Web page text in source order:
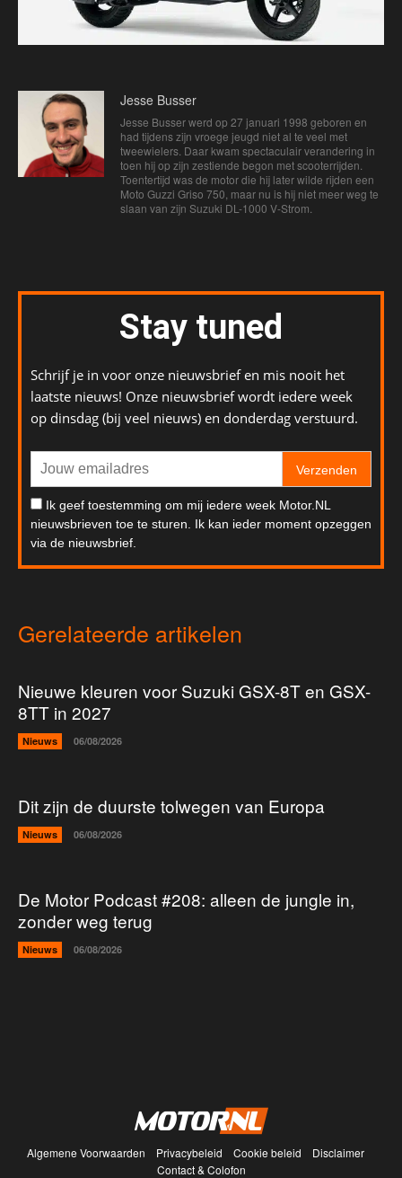
Jesse Busser
Jesse Busser werd op 27 januari 1998 geboren en
had tijdens zijn vroege jeugd niet al te veel met
tweewielers. Daar kwam spectaculair verandering in
toen hij op zijn zestiende begon met scooterrijden.
Toentertijd was de motor die hij later wilde rijden een
Moto Guzzi Griso 750, maar nu is hij niet meer weg te
slaan van zijn Suzuki DL-1000 V-Strom.
Stay tuned
Schrijf je in voor onze nieuwsbrief en mis nooit het
laatste nieuws! Onze nieuwsbrief wordt iedere week
op dinsdag (bij veel nieuws) en donderdag verstuurd.
Verzenden
Ik geef toestemming om mij iedere week Motor.NL
nieuwsbrieven toe te sturen. Ik kan ieder moment opzeggen
via de nieuwsbrief.
Gerelateerde artikelen
Nieuwe kleuren voor Suzuki GSX-8T en GSX-
8TT in 2027
Nieuws 06/08/2026
Dit zijn de duurste tolwegen van Europa
Nieuws 06/08/2026
De Motor Podcast #208: alleen de jungle in,
zonder weg terug
Nieuws 06/08/2026
Algemene Voorwaarden Privacybeleid Cookie beleid
Disclaimer
Contact & Colofon